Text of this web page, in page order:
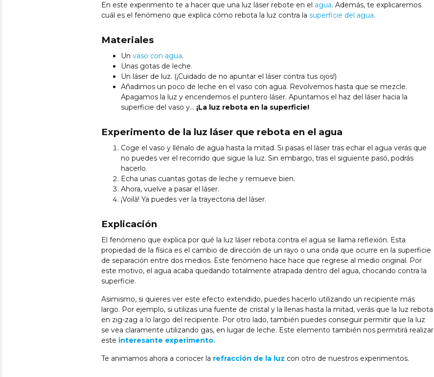
En este experimento te a hacer que una luz láser rebote en el agua. Además, te explicaremos
cuál es el fenómeno que explica cómo rebota la luz contra la superficie del agua.
Materiales
Un vaso con agua.
Unas gotas de leche.
Un láser de luz. (¡Cuidado de no apuntar el láser contra tus ojos!)
Añadimos un poco de leche en el vaso con agua. Revolvemos hasta que se mezcle.
Apagamos la luz y encendemos el puntero láser. Apuntamos el haz del láser hacia la
superficie del vaso y… ¡La luz rebota en la superficie!
Experimento de la luz láser que rebota en el agua
Coge el vaso y llénalo de agua hasta la mitad. Si pasas el láser tras echar el agua verás que
no puedes ver el recorrido que sigue la luz. Sin embargo, tras el siguiente pasó, podrás
hacerlo.
Echa unas cuantas gotas de leche y remueve bien.
Ahora, vuelve a pasar el láser.
¡Voilà! Ya puedes ver la trayectoria del láser.
Explicación
El fenómeno que explica por qué la luz láser rebota contra el agua se llama reflexión. Esta
propiedad de la física es el cambio de dirección de un rayo o una onda que ocurre en la superficie
de separación entre dos medios. Este fenómeno hace hace que regrese al medio original. Por
este motivo, el agua acaba quedando totalmente atrapada dentro del agua, chocando contra la
superficie.
Asimismo, si quieres ver este efecto extendido, puedes hacerlo utilizando un recipiente más
largo. Por ejemplo, si utilizas una fuente de cristal y la llenas hasta la mitad, verás que la luz rebota
en zig-zag a lo largo del recipiente. Por otro lado, también puedes conseguir permitir que la luz
se vea claramente utilizando gas, en lugar de leche. Este elemento también nos permitirá realizar
este interesante experimento.
Te animamos ahora a conocer la refracción de la luz con otro de nuestros experimentos.